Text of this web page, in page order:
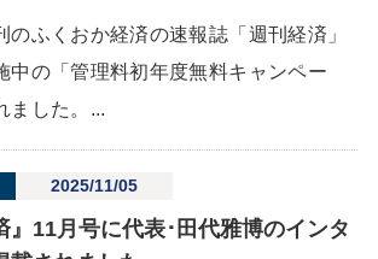
のふくおか経済の速報誌「週刊経済」
中の「管理料初年度無料キャンペー
ました。...
2025/11/05
』11月号に代表･田代雅博のインタ